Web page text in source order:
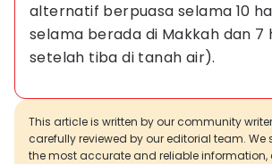
alternatif berpuasa selama 10
selama berada di Makkah dan 7
setelah tiba di tanah air).
This article is written by our community
carefully reviewed by our editorial team. We
the most accurate and reliable information,